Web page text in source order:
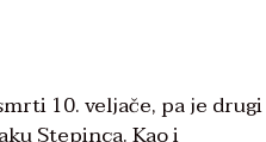
10. veljače, pa je drugi